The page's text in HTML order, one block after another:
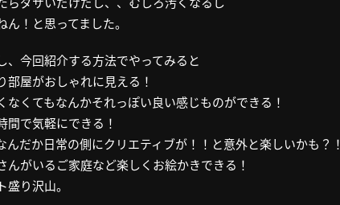
ん！と思ってました。
、今回紹介する方法でやってみると
部屋がおしゃれに見える！
なくてもなんかそれっぽい良い感じものができる！
間で気軽にできる！
んだか日常の側にクリエティブが！！と意外と楽しいかも？！
んがいるご家庭など楽しくお絵かきできる！
り沢山。